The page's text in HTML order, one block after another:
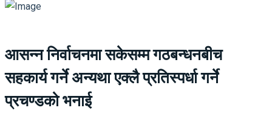
आसन्न निर्वाचनमा सकेसम्म गठबन्धनबीच
सहकार्य गर्ने अन्यथा एक्लै प्रतिस्पर्धा गर्ने
प्रचण्डको भनाई